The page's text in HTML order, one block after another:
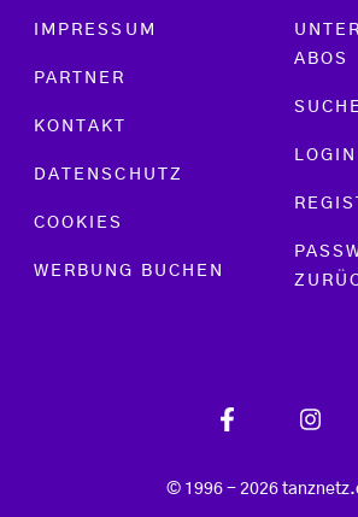
Footer menu
IMPRESSUM
PARTNER
KONTAKT
DATENSCHUTZ
COOKIES
WERBUNG BUCHEN
ABOS
LOGIN
© 1996 - 2026